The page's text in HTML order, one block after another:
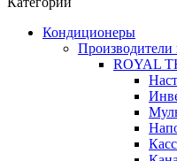
Кондиционеры
Производители
ROYAL